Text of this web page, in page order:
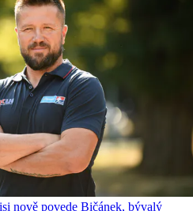
nově povede Bičánek, bývalý